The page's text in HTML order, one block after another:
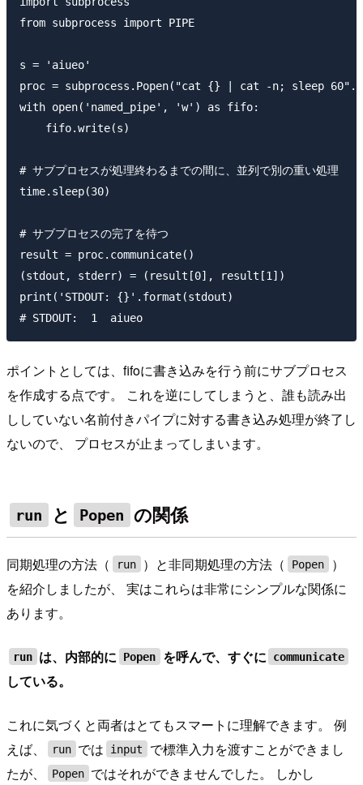
from subprocess import PIPE
s = 'aiueo'
proc = subprocess.Popen("cat {} | cat -n; sleep
with open('named_pipe', 'w') as fifo:
    fifo.write(s)
# サブプロセスが処理終わるまでの間に、並列で別の重い処理
time.sleep(30)
# サブプロセスの完了を待つ
result = proc.communicate()
(stdout, stderr) = (result[0], result[1])
print('STDOUT: {}'.format(stdout)
ポイントとしては、fifoに書き込みを行う前にサブプロセス
を作成する点です。 これを逆にしてしまうと、誰も読み出
ししていない名前付きパイプに対する書き込み処理が終了し
ないので、 プロセスが止まってしまいます。
run と Popen の関係
同期処理の方法（ run ）と非同期処理の方法（ Popen
）
を紹介しましたが、 実はこれらは非常にシンプルな関係に
あります。
run は、内部的に Popen を呼んで、すぐに communicate
している。
これに気づくと両者はとてもスマートに理解できます。 例
えば、
run では input
で標準入力を渡すことができまし
たが、
Popen ではそれができませんでした。 しかし